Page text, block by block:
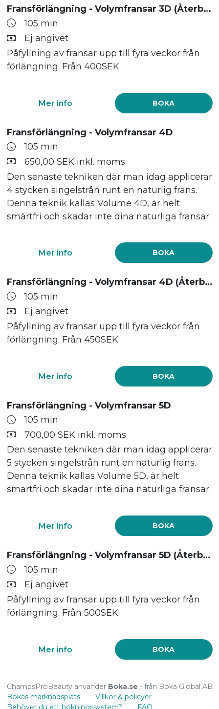
Fransförlängning - Volymfransar 3D (Återbesök)
105 min
Ej angivet
Påfyllning av fransar upp till fyra veckor från
förlängning. Från 400SEK
BOKA
Mer info
Fransförlängning - Volymfransar 4D
105 min
650,00 SEK inkl. moms
Den senaste tekniken där man idag applicerar
4 stycken singelstrån runt en naturlig frans.
Denna teknik kallas Volume 4D, är helt
smärtfri och skadar inte dina naturliga fransar.
BOKA
Mer info
Fransförlängning - Volymfransar 4D (Återbesök)
105 min
Ej angivet
Påfyllning av fransar upp till fyra veckor från
förlängning. Från 450SEK
BOKA
Mer info
Fransförlängning - Volymfransar 5D
105 min
700,00 SEK inkl. moms
Den senaste tekniken där man idag applicerar
5 stycken singelstrån runt en naturlig frans.
Denna teknik kallas Volume 5D, är helt
smärtfri och skadar inte dina naturliga fransar.
BOKA
Mer info
Fransförlängning - Volymfransar 5D (Återbesök)
105 min
Ej angivet
Påfyllning av fransar upp till fyra veckor från
förlängning. Från 500SEK
BOKA
Mer info
ChampsProBeauty använder Boka.se - från Boka Global AB
Bokas marknadsplats
Villkor & policyer
Behöver du ett bokningssystem?
FAQ